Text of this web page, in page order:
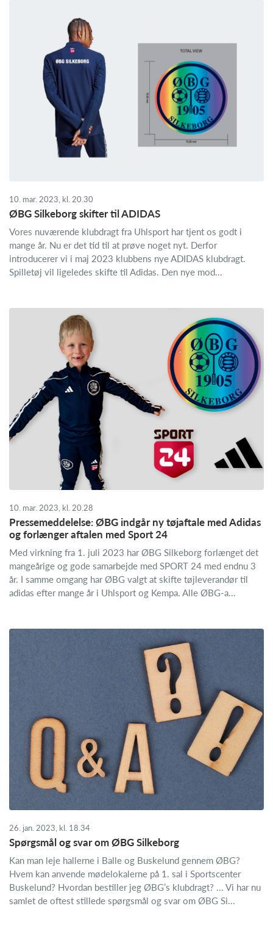
10. mar. 2023, kl. 20.30
ØBG Silkeborg skifter til ADIDAS
Vores nuværende klubdragt fra Uhlsport har tjent os godt i
mange år. Nu er det tid til at prøve noget nyt. Derfor
introducerer vi i maj 2023 klubbens nye ADIDAS klubdragt.
Spilletøj vil ligeledes skifte til Adidas. Den nye mod...
10. mar. 2023, kl. 20.28
Pressemeddelelse: ØBG indgår ny tøjaftale med Adidas
og forlænger aftalen med Sport 24
Med virkning fra 1. juli 2023 har ØBG Silkeborg forlænget det
mangeårige og gode samarbejde med SPORT 24 med endnu 3
år. I samme omgang har ØBG valgt at skifte tøjleverandør til
adidas efter mange år i Uhlsport og Kempa. Alle ØBG-a...
26. jan. 2023, kl. 18.34
Spørgsmål og svar om ØBG Silkeborg
Kan man leje hallerne i Balle og Buskelund gennem ØBG?
Hvem kan anvende mødelokalerne på 1. sal i Sportscenter
Buskelund? Hvordan bestiller jeg ØBG’s klubdragt? ... Vi har nu
samlet de oftest stillede spørgsmål og svar om ØBG Si...